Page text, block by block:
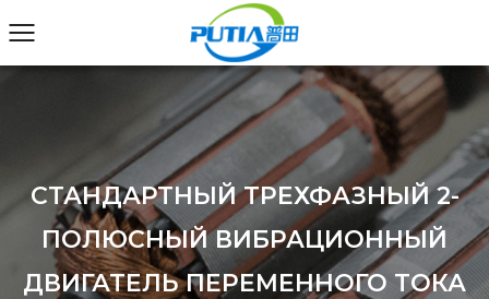
СТАНДАРТНЫЙ ТРЕХФАЗНЫЙ 2-
ПОЛЮСНЫЙ ВИБРАЦИОННЫЙ
ДВИГАТЕЛЬ ПЕРЕМЕННОГО ТОКА